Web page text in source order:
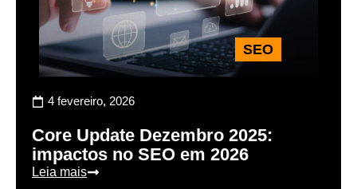
SEO
4 fevereiro, 2026
Core Update Dezembro 2025:
impactos no SEO em 2026
Leia mais